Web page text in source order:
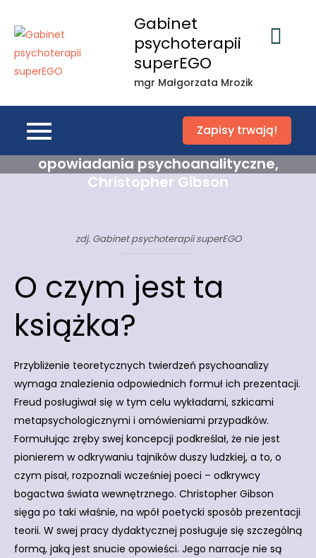
content
Gabinet
psychoterapii
superEGO
mgr Małgorzata Mrozik
Zapisy trwają!
Bardzo Zmienna Czarownica i inne
opowiadania psychoanalityczne,
Christopher Gibson
zdj. Gabinet psychoterapii superEGO
O czym jest ta
książka?
Przybliżenie teoretycznych twierdzeń psychoanalizy
wymaga znalezienia odpowiednich formuł ich prezentacji.
Freud posługiwał się w tym celu wykładami, szkicami
metapsychologicznymi i omówieniami przypadków.
Formułując zręby swej koncepcji podkreślał, że nie jest
pionierem w odkrywaniu tajników duszy ludzkiej, a to, o
czym pisał, rozpoznali wcześniej poeci – odkrywcy
bogactwa świata wewnętrznego. Christopher Gibson
sięga po taki właśnie, na wpół poetycki sposób prezentacji
teorii. W swej pracy dydaktycznej posługuje się szczególną
formą, jaką jest snucie opowieści. Jego narracje nie są